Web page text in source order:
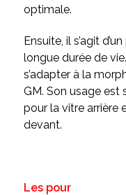
optimale.
Ensuite, il s’agit
longue durée de
s’adapter à la
GM. Son usage est
pour la vitre arrière
devant.
Les pour